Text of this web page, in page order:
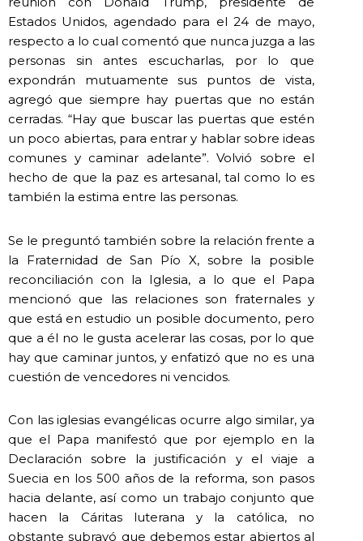
Estados Unidos, agendado para el 24 de mayo,
respecto a lo cual comentó que nunca juzga a las
personas sin antes escucharlas, por lo que
expondrán mutuamente sus puntos de vista,
agregó que siempre hay puertas que no están
cerradas. “Hay que buscar las puertas que estén
un poco abiertas, para entrar y hablar sobre ideas
comunes y caminar adelante”. Volvió sobre el
hecho de que la paz es artesanal, tal como lo es
también la estima entre las personas.
Se le preguntó también sobre la relación frente a
la Fraternidad de San Pío X, sobre la posible
reconciliación con la Iglesia, a lo que el Papa
mencionó que las relaciones son fraternales y
que está en estudio un posible documento, pero
que a él no le gusta acelerar las cosas, por lo que
hay que caminar juntos, y enfatizó que no es una
cuestión de vencedores ni vencidos.
Con las iglesias evangélicas ocurre algo similar, ya
que el Papa manifestó que por ejemplo en la
Declaración sobre la justificación y el viaje a
Suecia en los 500 años de la reforma, son pasos
hacia delante, así como un trabajo conjunto que
hacen la Cáritas luterana y la católica, no
obstante subrayó que debemos estar abiertos al